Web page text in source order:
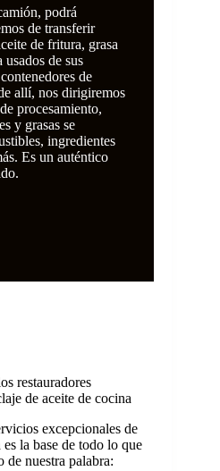
podrá
de transferir
de fritura, grasa
usados de sus
de
allí, nos dirigiremos
procesamiento,
y grasas se
ingredientes
Es un auténtico
restauradores
de aceite de cocina
excepcionales de
la base de todo lo que
de nuestra palabra: